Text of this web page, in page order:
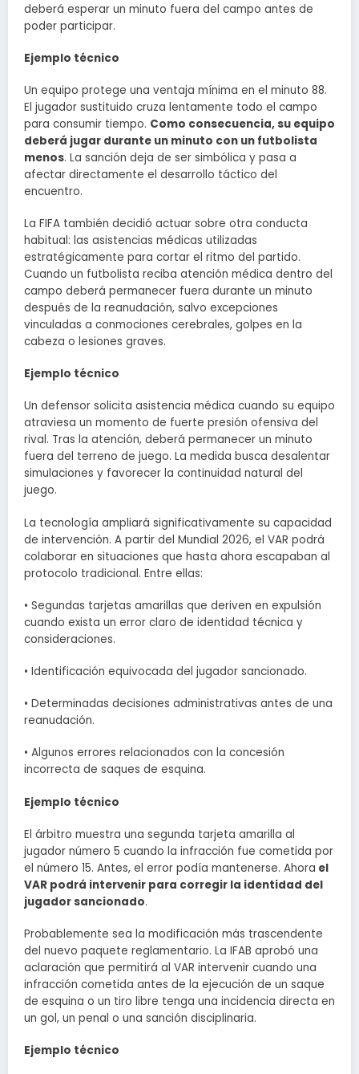
deberá esperar un minuto fuera del campo antes de
poder participar.
Ejemplo técnico
Un equipo protege una ventaja mínima en el minuto 88.
El jugador sustituido cruza lentamente todo el campo
para consumir tiempo. Como consecuencia, su equipo
deberá jugar durante un minuto con un futbolista
menos. La sanción deja de ser simbólica y pasa a
afectar directamente el desarrollo táctico del
encuentro.
La FIFA también decidió actuar sobre otra conducta
habitual: las asistencias médicas utilizadas
estratégicamente para cortar el ritmo del partido.
Cuando un futbolista reciba atención médica dentro del
campo deberá permanecer fuera durante un minuto
después de la reanudación, salvo excepciones
vinculadas a conmociones cerebrales, golpes en la
cabeza o lesiones graves.
Ejemplo técnico
Un defensor solicita asistencia médica cuando su equipo
atraviesa un momento de fuerte presión ofensiva del
rival. Tras la atención, deberá permanecer un minuto
fuera del terreno de juego. La medida busca desalentar
simulaciones y favorecer la continuidad natural del
juego.
La tecnología ampliará significativamente su capacidad
de intervención. A partir del Mundial 2026, el VAR podrá
colaborar en situaciones que hasta ahora escapaban al
protocolo tradicional. Entre ellas:
• Segundas tarjetas amarillas que deriven en expulsión
cuando exista un error claro de identidad técnica y
consideraciones.
• Identificación equivocada del jugador sancionado.
• Determinadas decisiones administrativas antes de una
reanudación.
• Algunos errores relacionados con la concesión
incorrecta de saques de esquina.
Ejemplo técnico
El árbitro muestra una segunda tarjeta amarilla al
jugador número 5 cuando la infracción fue cometida por
el número 15. Antes, el error podía mantenerse. Ahora el
VAR podrá intervenir para corregir la identidad del
jugador sancionado.
Probablemente sea la modificación más trascendente
del nuevo paquete reglamentario. La IFAB aprobó una
aclaración que permitirá al VAR intervenir cuando una
infracción cometida antes de la ejecución de un saque
de esquina o un tiro libre tenga una incidencia directa en
un gol, un penal o una sanción disciplinaria.
Ejemplo técnico